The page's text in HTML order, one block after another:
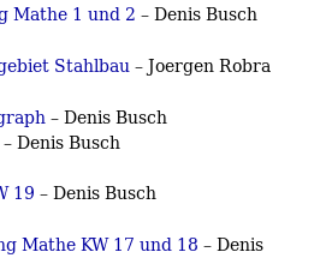
Mathe 1 und 2 – Denis Busch
Stahlbau–Joergen Robra
– Denis Busch
– Denis Busch
19 – Denis Busch
Mathe KW 17 und 18 – Denis